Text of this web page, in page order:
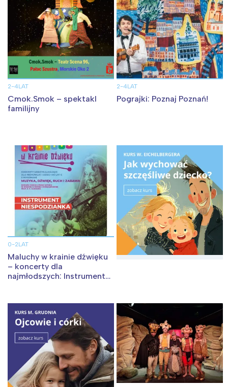
2-4LAT
Cmok.Smok – spektakl
familijny
2-4LAT
Pograjki: Poznaj Poznań!
0-2LAT
Maluchy w krainie dźwięku
– koncerty dla
najmłodszych: Instrument
Trójmiasto
Poznań
Wrocław
Południe
Północ
Wszystkie
Wybieram